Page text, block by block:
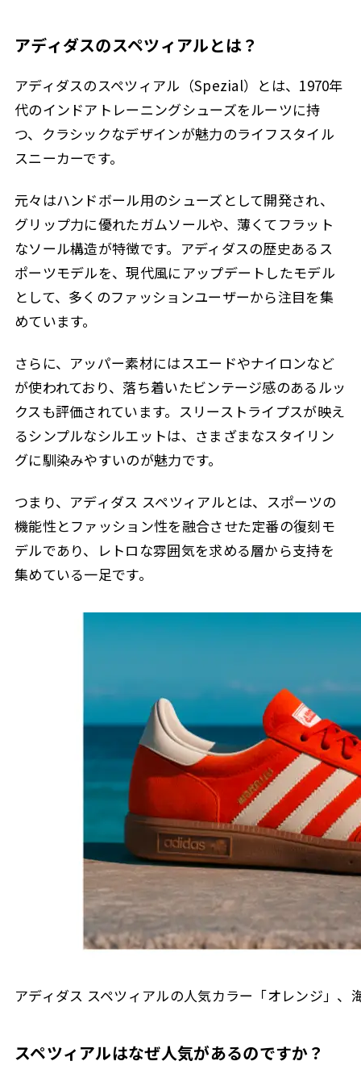
アディダスのスペツィアルとは？
アディダスのスペツィアル（Spezial）とは、1970年
代のインドアトレーニングシューズをルーツに持
つ、クラシックなデザインが魅力のライフスタイル
スニーカーです。
元々はハンドボール用のシューズとして開発され、
グリップ力に優れたガムソールや、薄くてフラット
なソール構造が特徴です。アディダスの歴史あるス
ポーツモデルを、現代風にアップデートしたモデル
として、多くのファッションユーザーから注目を集
めています。
さらに、アッパー素材にはスエードやナイロンなど
が使われており、落ち着いたビンテージ感のあるルッ
クスも評価されています。スリーストライプスが映え
るシンプルなシルエットは、さまざまなスタイリン
グに馴染みやすいのが魅力です。
つまり、アディダス スペツィアルとは、スポーツの
機能性とファッション性を融合させた定番の復刻モ
デルであり、レトロな雰囲気を求める層から支持を
集めている一足です。
アディダス スペツィアルの人気カラー「オレンジ」
スペツィアルはなぜ人気があるのですか？